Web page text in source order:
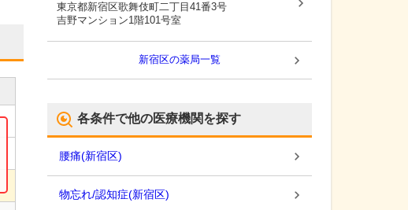
東京都新宿区歌舞伎町二丁目41番3号
吉野マンション1階101号室
新宿区の薬局一覧
各条件で他の医療機関を探す
腰痛(新宿区)
物忘れ/認知症(新宿区)